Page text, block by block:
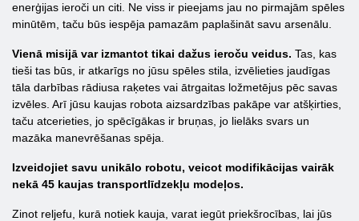
enerģijas ieroči un citi. Ne viss ir pieejams jau no pirmajām spēles
minūtēm, taču būs iespēja pamazām paplašināt savu arsenālu.
Vienā misijā var izmantot tikai dažus ieroču veidus. Tas, kas
tieši tas būs, ir atkarīgs no jūsu spēles stila, izvēlieties jaudīgas
tāla darbības rādiusa raķetes vai ātrgaitas ložmetējus pēc savas
izvēles. Arī jūsu kaujas robota aizsardzības pakāpe var atšķirties,
taču atcerieties, jo spēcīgākas ir bruņas, jo lielāks svars un
mazāka manevrēšanas spēja.
Izveidojiet savu unikālo robotu, veicot modifikācijas vairāk
nekā 45 kaujas transportlīdzekļu modeļos.
Zinot reljefu, kurā notiek kauja, varat iegūt priekšrocības, lai jūs